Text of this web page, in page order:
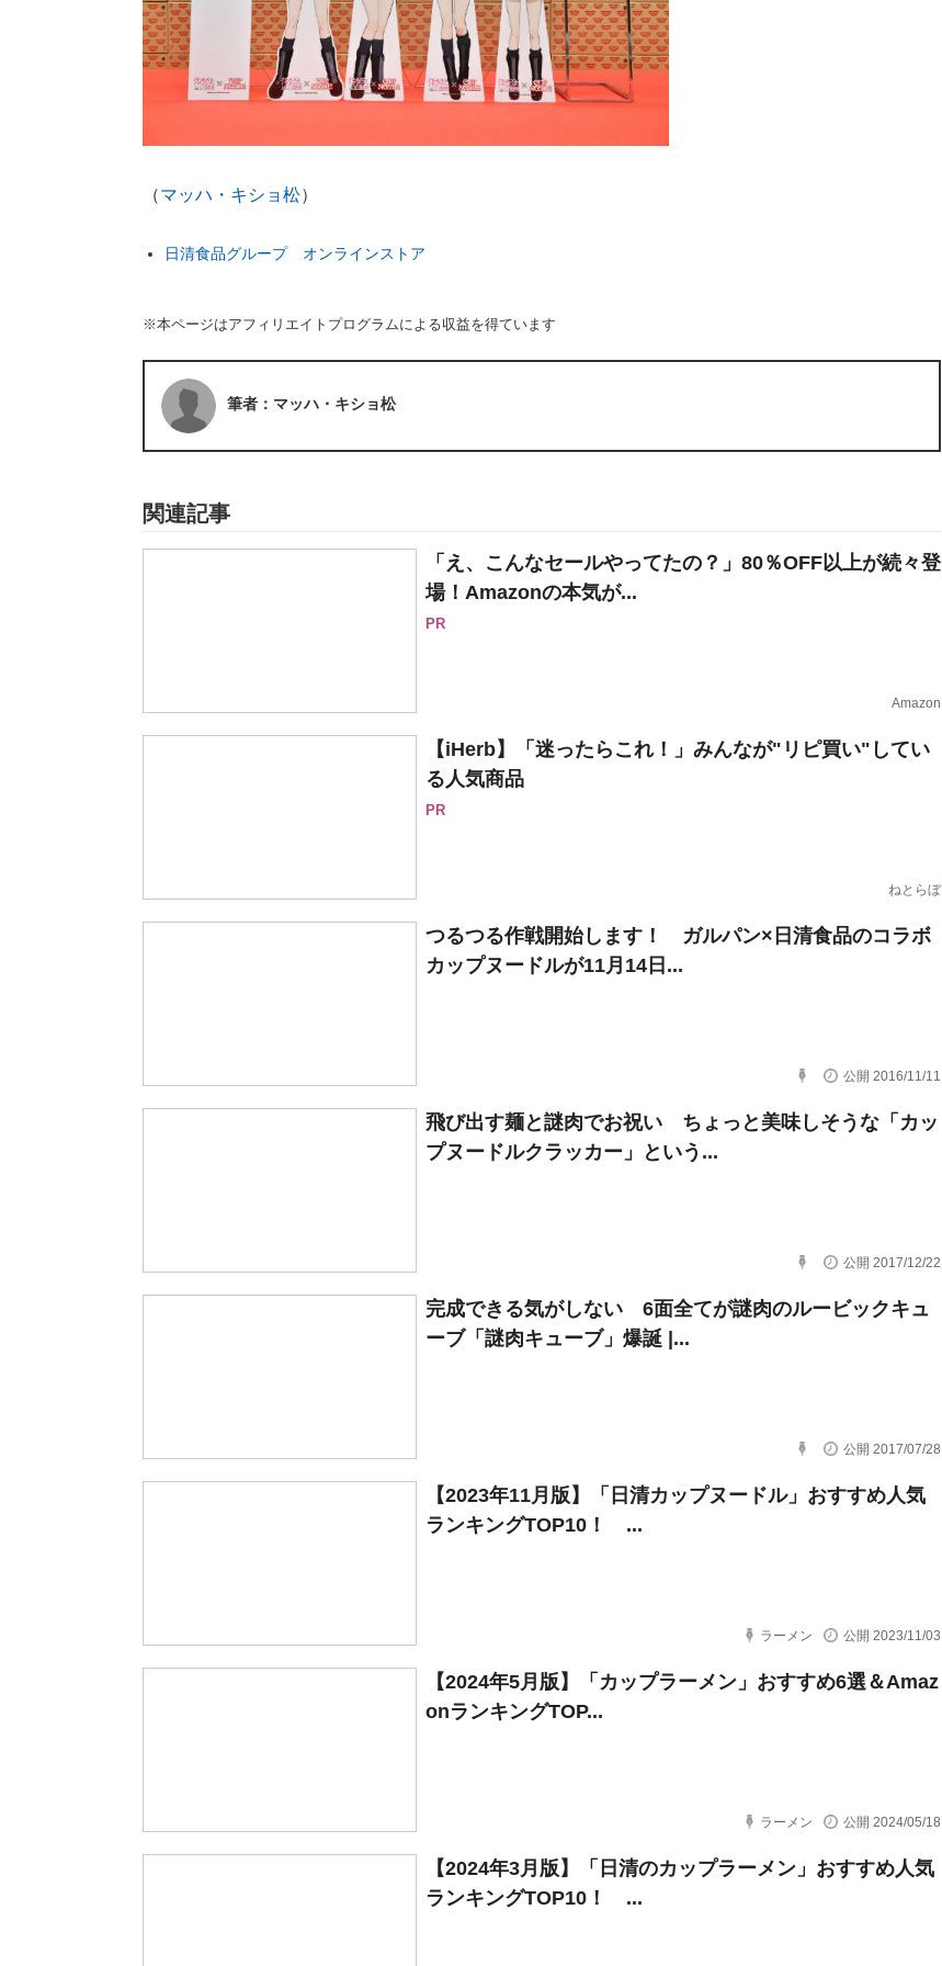
（マッハ・キショ松）
日清食品グループ オンラインストア
※本ページはアフィリエイトプログラムによる収益を得ています
筆者：マッハ・キショ松
関連記事
「え、こんなセールやってたの？」80％OFF以上が続々登
場！Amazonの本気が...
PR
Amazon
【iHerb】「迷ったらこれ！」みんなが"リピ買い"してい
る人気商品
PR
ねとらぼ
つるつる作戦開始します！ ガルパン×日清食品のコラボ
カップヌードルが11月14日...
公開 2016/11/11
飛び出す麺と謎肉でお祝い ちょっと美味しそうな「カッ
プヌードルクラッカー」という...
公開 2017/12/22
完成できる気がしない 6面全てが謎肉のルービックキュ
ーブ「謎肉キューブ」爆誕 |...
公開 2017/07/28
【2023年11月版】「日清カップヌードル」おすすめ人気
ランキングTOP10！ ...
ラーメン 公開 2023/11/03
【2024年5月版】「カップラーメン」おすすめ6選＆Amaz
onランキングTOP...
ラーメン 公開 2024/05/18
【2024年3月版】「日清のカップラーメン」おすすめ人気
ランキングTOP10！ ...